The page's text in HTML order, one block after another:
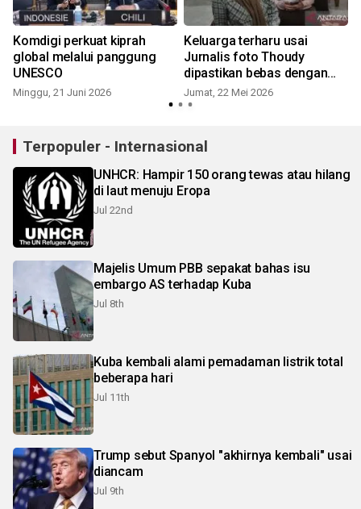
Komdigi perkuat kiprah
global melalui panggung
UNESCO
Minggu, 21 Juni 2026
Keluarga terharu usai
Jurnalis foto Thoudy
dipastikan bebas dengan
selamat
Jumat, 22 Mei 2026
Terpopuler - Internasional
UNHCR: Hampir 150 orang tewas atau hilang
di laut menuju Eropa
Jul 22nd
Majelis Umum PBB sepakat bahas isu
embargo AS terhadap Kuba
Jul 8th
Kuba kembali alami pemadaman listrik total
beberapa hari
Jul 11th
Trump sebut Spanyol "akhirnya kembali" usai
diancam
Jul 9th